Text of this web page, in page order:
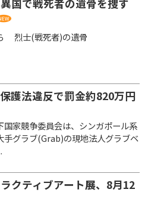
国で戦死者の遺骨を捜す
烈士(戦死者)の遺骨
護法違反で罰金約820万円
家競争委員会は、シンガポール系
手グラブ(Grab)の現地法人グラブベ
クティブアート展、8月12